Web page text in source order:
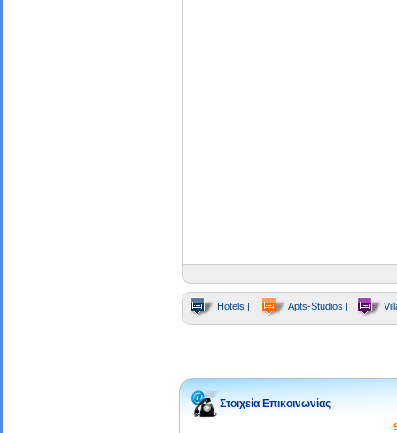
Hotels | Apts-Studios |
Στοιχεία Επικοινωνίας